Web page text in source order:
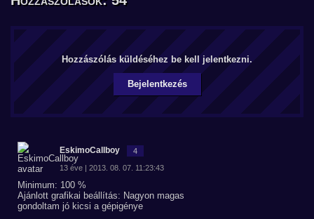
Hozzászólás küldéséhez be kell jelentkezni.
Bejelentkezés
EskimoCallboy 4
13 éve | 2013. 08. 07. 11:23:43
Minimum: 100 %
Ajánlott grafikai beállítás: Nagyon magas
gondoltam jó kicsi a gépigénye